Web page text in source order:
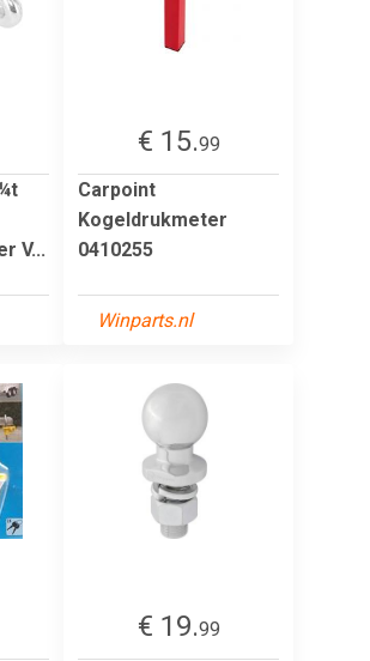
V...
€ 15.99
Carpoint
Kogeldrukmeter
0410255
Winparts.nl
€ 19.99